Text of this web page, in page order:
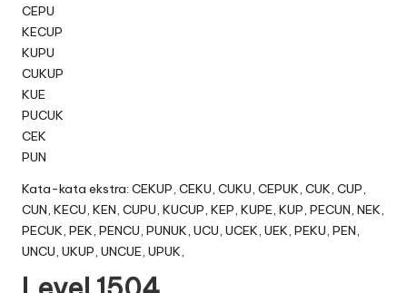
CEPU
KECUP
KUPU
CUKUP
KUE
PUCUK
CEK
PUN
Kata-kata ekstra: CEKUP, CEKU, CUKU, CEPUK, CUK, CUP,
CUN, KECU, KEN, CUPU, KUCUP, KEP, KUPE, KUP, PECUN, NEK,
PECUK, PEK, PENCU, PUNUK, UCU, UCEK, UEK, PEKU, PEN,
UNCU, UKUP, UNCUE, UPUK,